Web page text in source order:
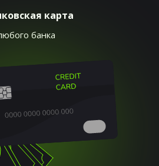
карта
банка